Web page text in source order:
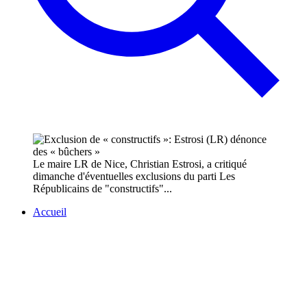
Le maire LR de Nice, Christian Estrosi, a critiqué
dimanche d'éventuelles exclusions du parti Les
Républicains de "constructifs"...
Accueil